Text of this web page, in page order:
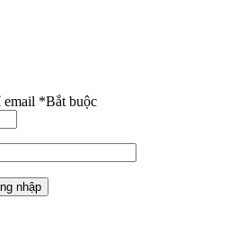
email *Bắt buộc
nhập